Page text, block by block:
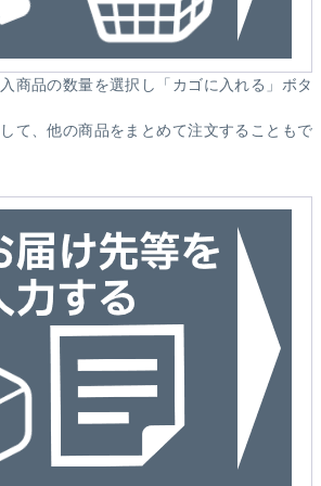
商品の数量を選択し「カゴに入れる」ボタ
て、他の商品をまとめて注文することもで